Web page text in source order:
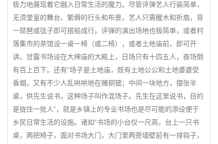
极力地展现着它融入日常生活的魔力。尽管评弹艺人行装简单，
无须堂皇的舞台、繁缛的行头和布景，艺人只需醒木和折扇，背
一琵琶或弦子即可搭船成行。评弹的演出场地也极简单，或者村
落集市的茶馆设一桌一椅（或二椅），或者土地庙前，即可开
讲。甘露书场设在大神庙的大殿上，日场只有十四五人，夜场倒
有百上百下。还有“场子是土地庙，既有土地公公和土地婆婆受
香烟，又有不少人乱哄哄地在赌铜钿；中间一块地方，摆张半
桌，供先生说书。这种场子叫作混场子。先生在这里说书，目的
是拢住一批人”，就是乡镇上的专业书场也是尽可能的添设便于
乡民日常生活的设施。诸如“书场的小台仅一尺高，台上一只书
桌，两把椅子，面对书场大门，大门里两旁墙壁前有一排钩子，